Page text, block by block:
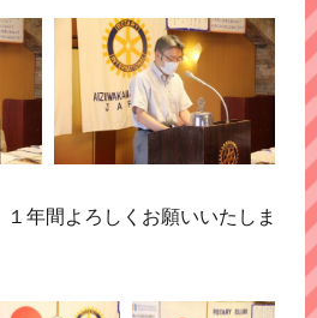
年間よろしくお願いいたしま